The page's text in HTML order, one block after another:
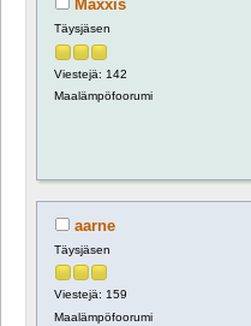
Maxxis
Täysjäsen
Viestejä: 142
Maalämpöfoorumi
aarne
Täysjäsen
Viestejä: 159
Maalämpöfoorumi